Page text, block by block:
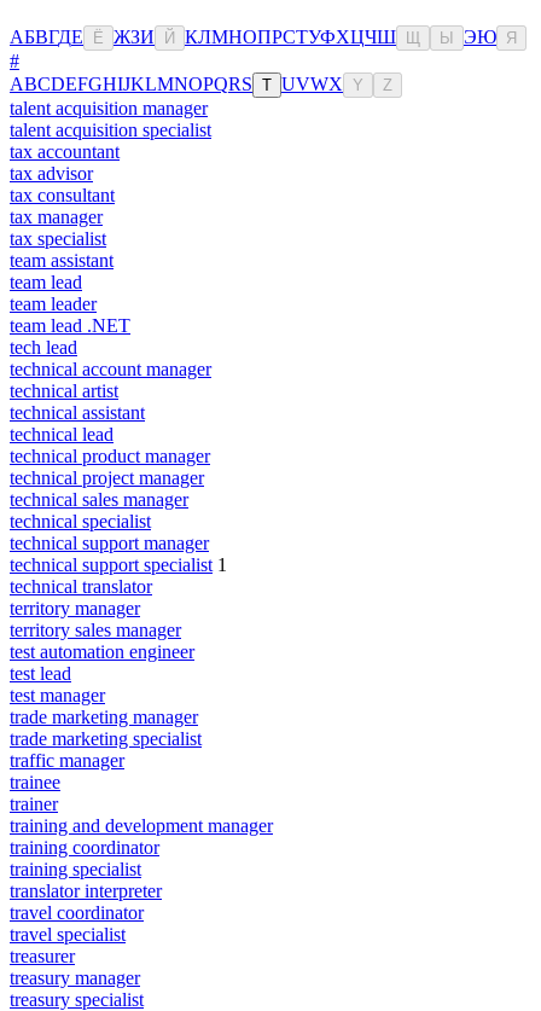
АБВГДЕ Ё ЖЗИ Й КЛМНОПРСТУФХЦЧШ Ы ЭЮ Я
#
ABCDEFGHIJKLMNOPQRS T UVWX Y Z
talent acquisition manager
talent acquisition specialist
tax accountant
tax advisor
tax consultant
tax manager
tax specialist
team assistant
team lead
team leader
team lead .NET
tech lead
technical account manager
technical artist
technical assistant
technical lead
technical product manager
technical project manager
technical sales manager
technical specialist
technical support manager
technical support specialist 1
technical translator
territory manager
territory sales manager
test automation engineer
test lead
test manager
trade marketing manager
trade marketing specialist
traffic manager
trainee
trainer
training and development manager
training coordinator
training specialist
translator interpreter
travel coordinator
travel specialist
treasurer
treasury manager
treasury specialist